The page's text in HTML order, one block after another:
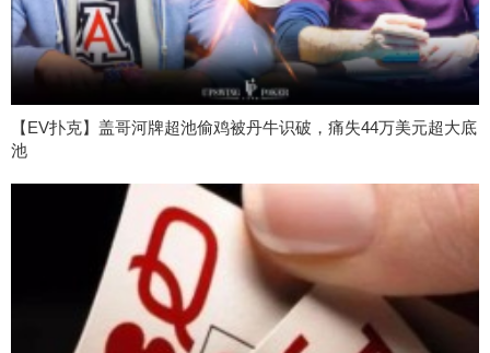
【EV扑克】盖哥河牌超池偷鸡被丹牛识破，痛失44万美元超大底
池